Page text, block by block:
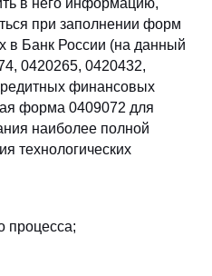
при заполнении форм
в Банк России (на данный
0420265, 0420432,
финансовых
форма 0409072 для
наиболее полной
технологических
процесса;